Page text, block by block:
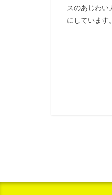
スのあじわ
にしています